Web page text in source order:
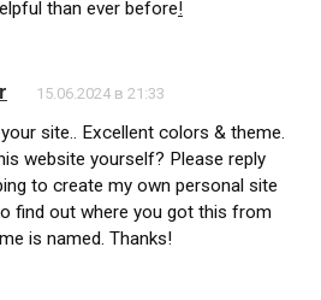
than ever before!
15.06.2024 в 21:33
site.. Excellent colors & theme.
website yourself? Please reply
to create my own personal site
find out where you got this from
is named. Thanks!